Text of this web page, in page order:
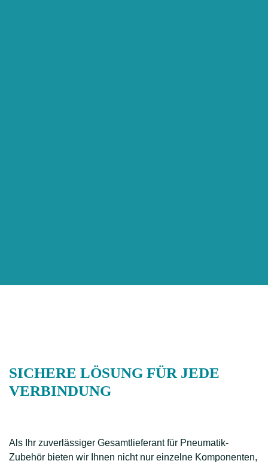
SICHERE LÖSUNG FÜR JEDE
VERBINDUNG
Als Ihr zuverlässiger Gesamtlieferant für Pneumatik-
Zubehör bieten wir Ihnen nicht nur einzelne Komponenten,